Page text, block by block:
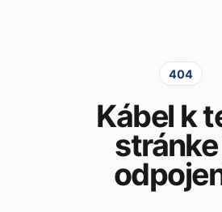
404
Kábel k